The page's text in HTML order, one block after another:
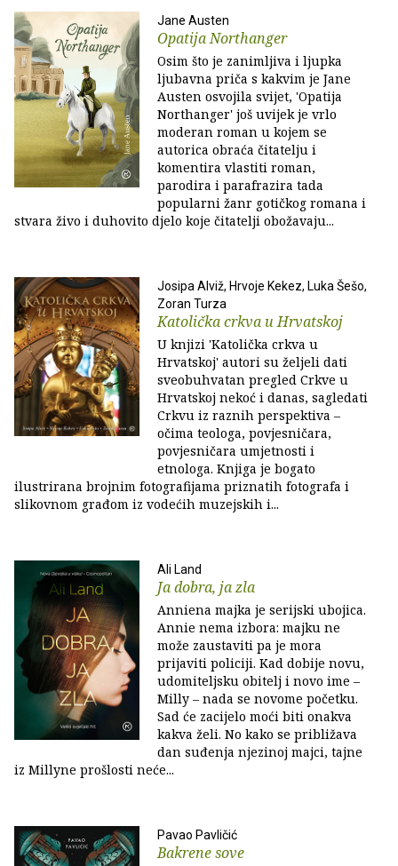
Jane Austen
Opatija Northanger
Osim što je zanimljiva i ljupka
ljubavna priča s kakvim je Jane
Austen osvojila svijet, 'Opatija
Northanger' još uvijek je vrlo
moderan roman u kojem se
autorica obraća čitatelju i
komentira vlastiti roman,
parodira i parafrazira tada
popularni žanr gotičkog romana i
stvara živo i duhovito djelo koje čitatelji obožavaju...
Josipa Alviž, Hrvoje Kekez, Luka Šešo,
Zoran Turza
Katolička crkva u Hrvatskoj
U knjizi 'Katolička crkva u
Hrvatskoj' autori su željeli dati
sveobuhvatan pregled Crkve u
Hrvatskoj nekoć i danas, sagledati
Crkvu iz raznih perspektiva –
očima teologa, povjesničara,
povjesničara umjetnosti i
etnologa. Knjiga je bogato
ilustrirana brojnim fotografijama priznatih fotografa i
slikovnom građom iz vodećih muzejskih i...
Ali Land
Ja dobra, ja zla
Anniena majka je serijski ubojica.
Annie nema izbora: majku ne
može zaustaviti pa je mora
prijaviti policiji. Kad dobije novu,
udomiteljsku obitelj i novo ime –
Milly – nada se novome početku.
Sad će zacijelo moći biti onakva
kakva želi. No kako se približava
dan suđenja njezinoj majci, tajne
iz Millyne prošlosti neće...
Pavao Pavličić
Bakrene sove